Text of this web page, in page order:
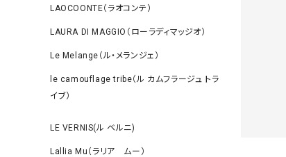
LAOCOONTE（ラオコンテ）
LAURA DI MAGGIO（ローラディマッジオ）
Le Melange（ル・メランジェ）
le camouflage tribe（ル カムフラージュ トラ
イブ）
LE VERNIS(ル ベルニ)
Lallia Mu（ラリア ムー）